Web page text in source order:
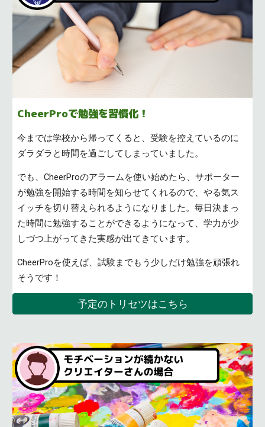
CheerProで勉強を習慣化！
今までは学校から帰ってくると、受験を控えているのに
ダラダラと時間を過ごしてしまっていました。
でも、CheerProのアラームを使い始めたら、サポーター
が勉強を開始する時間を知らせて くれるので、やる気ス
イッチを切り替えられるようになりました。毎日決まっ
た時間に勉強することができるようになって、学力が少
しづつ上がってきた実感が出てきています。
CheerProを使えば、試験までもう少しだけ勉強を頑張れ
そうです！
予定のトリセツはこちら